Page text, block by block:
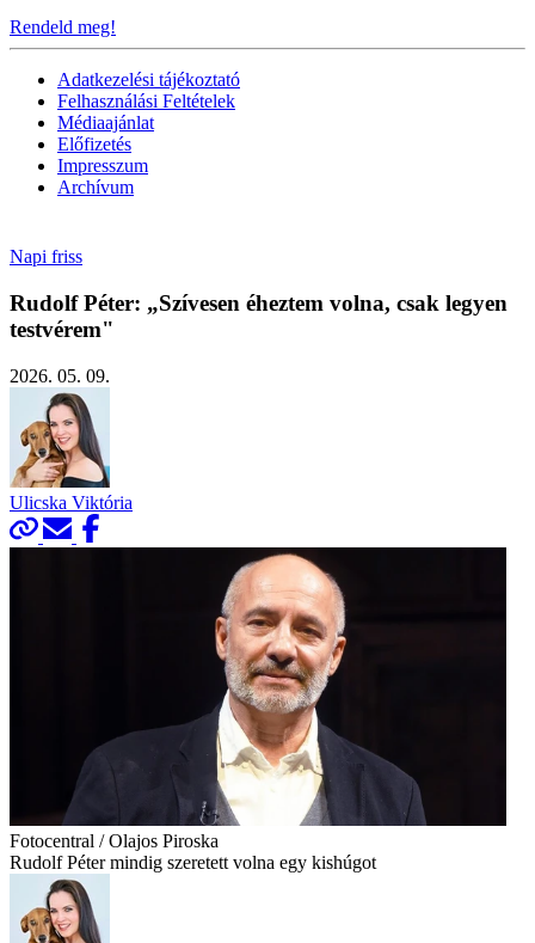
Rendeld meg!
Adatkezelési tájékoztató
Felhasználási Feltételek
Médiaajánlat
Előfizetés
Impresszum
Archívum
Napi friss
Rudolf Péter: „Szívesen éheztem volna, csak legyen
testvérem"
2026. 05. 09.
Ulicska Viktória
Fotocentral / Olajos Piroska
Rudolf Péter mindig szeretett volna egy kishúgot